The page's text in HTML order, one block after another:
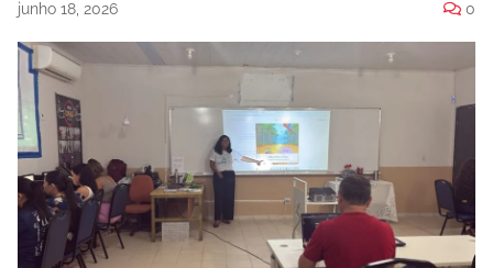
junho 18, 2026 0